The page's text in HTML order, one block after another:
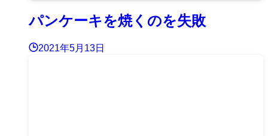
パンケーキを焼くのを失敗
2021年5月13日